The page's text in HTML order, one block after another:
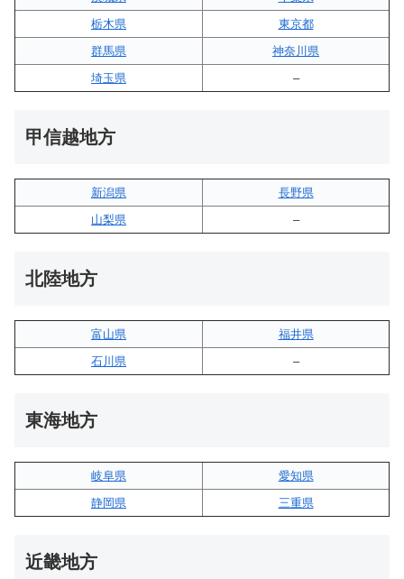
栃木県
東京都
群馬県
神奈川県
埼玉県
–
甲信越地方
新潟県
長野県
山梨県
–
北陸地方
富山県
福井県
石川県
–
東海地方
岐阜県
愛知県
静岡県
三重県
近畿地方